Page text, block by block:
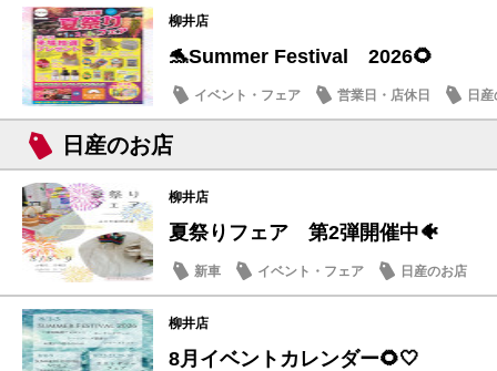
柳井店
🐬Summer Festival 2026🌻
イベント・フェア 営業日・店休日 日
日産のお店
柳井店
夏祭りフェア 第2弾開催中🐠
新車 イベント・フェア 日産のお店
柳井店
8月イベントカレンダー🌻🤍